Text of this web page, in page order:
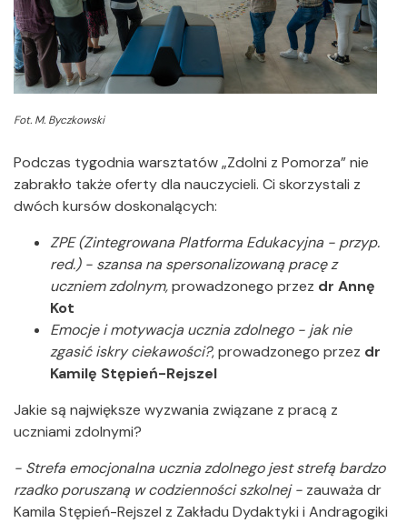
Fot. M. Byczkowski
Podczas tygodnia warsztatów „Zdolni z Pomorza” nie
zabrakło także oferty dla nauczycieli. Ci skorzystali z
dwóch kursów doskonalących:
ZPE (Zintegrowana Platforma Edukacyjna - przyp.
red.) - szansa na spersonalizowaną pracę z
uczniem zdolnym,prowadzonego przez dr Annę
Kot
Emocje i motywacja ucznia zdolnego - jak nie
zgasić iskry ciekawości?, prowadzonego przez dr
Kamilę Stępień-Rejszel
Jakie są największe wyzwania związane z pracą z
uczniami zdolnymi?
- Strefa emocjonalna ucznia zdolnego jest strefą bardzo
rzadko poruszaną w codzienności szkolnej - zauważa dr
Kamila Stępień-Rejszel z Zakładu Dydaktyki i Andragogiki